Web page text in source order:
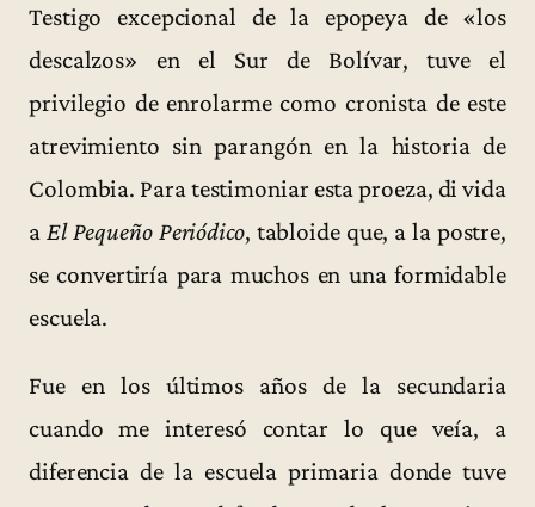
Testigo excepcional de la epopeya de «los
descalzos» en el Sur de Bolívar, tuve el
privilegio de enrolarme como cronista de este
atrevimiento sin parangón en la historia de
Colombia. Para testimoniar esta proeza, di vida
a El Pequeño Periódico, tabloide que, a la postre,
se convertiría para muchos en una formidable
escuela.
Fue en los últimos años de la secundaria
cuando me interesó contar lo que veía, a
diferencia de la escuela primaria donde tuve